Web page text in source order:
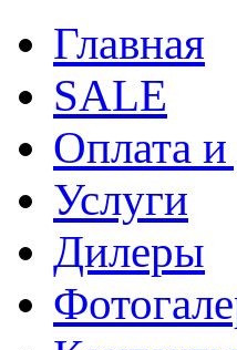
Главная
SALE
Оплата и
Услуги
Дилеры